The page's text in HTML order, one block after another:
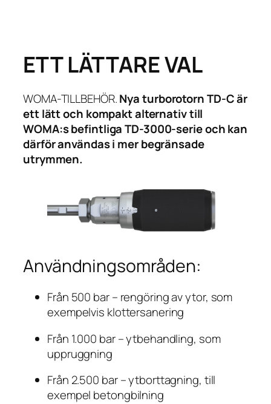
innehåll
ETT LÄTTARE VAL
WOMA-TILLBEHÖR.Nya turborotorn TD-C är
ett lätt och kompakt alternativ till
WOMA:s befintliga TD-3000-serie och kan
därför användas i mer begränsade
utrymmen.
Användningsområden:
Från 500 bar – rengöring av ytor, som
exempelvis klottersanering
Från 1.000 bar – ytbehandling, som
uppruggning
Från 2.500 bar – ytborttagning, till
exempel betongbilning